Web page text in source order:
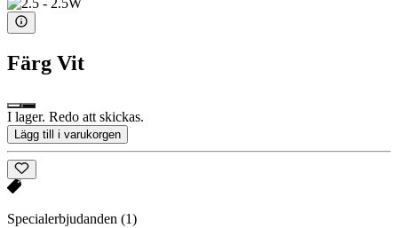
Färg Vit
I lager. Redo att skickas.
Lägg till i varukorgen
Specialerbjudanden (1)